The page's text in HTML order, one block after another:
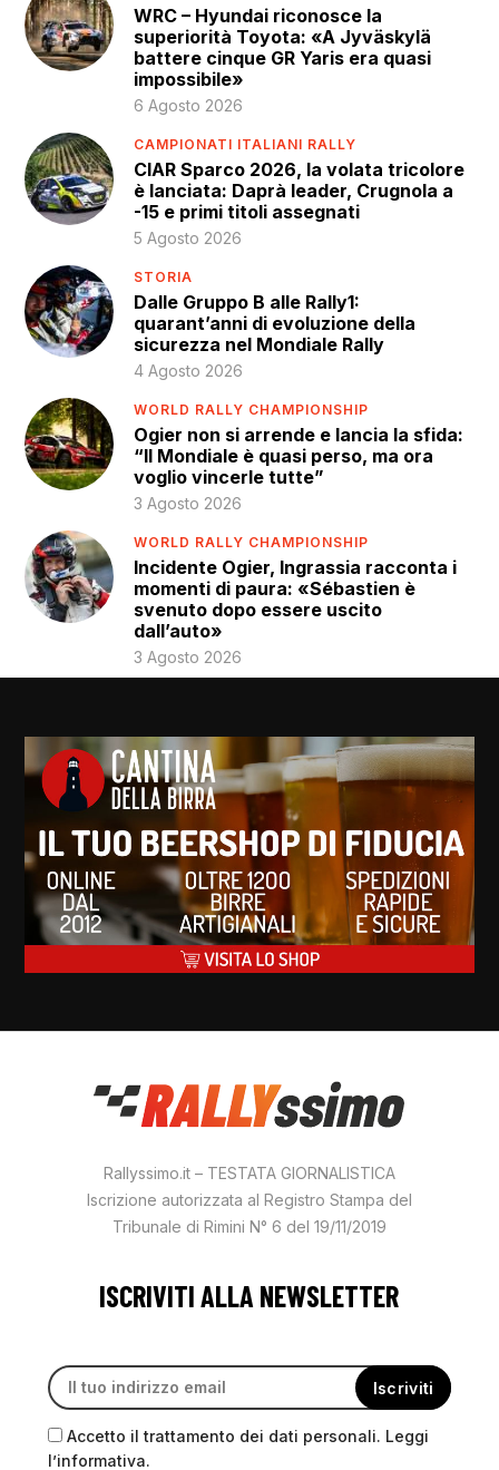
WRC – Hyundai riconosce la
superiorità Toyota: «A Jyväskylä
battere cinque GR Yaris era quasi
impossibile»
6 Agosto 2026
CAMPIONATI ITALIANI RALLY
CIAR Sparco 2026, la volata tricolore
è lanciata: Daprà leader, Crugnola a
-15 e primi titoli assegnati
5 Agosto 2026
STORIA
Dalle Gruppo B alle Rally1:
quarant’anni di evoluzione della
sicurezza nel Mondiale Rally
4 Agosto 2026
WORLD RALLY CHAMPIONSHIP
Ogier non si arrende e lancia la sfida:
“Il Mondiale è quasi perso, ma ora
voglio vincerle tutte”
3 Agosto 2026
WORLD RALLY CHAMPIONSHIP
Incidente Ogier, Ingrassia racconta i
momenti di paura: «Sébastien è
svenuto dopo essere uscito
dall’auto»
3 Agosto 2026
Rallyssimo.it – TESTATA GIORNALISTICA
Iscrizione autorizzata al Registro Stampa del
Tribunale di Rimini N° 6 del 19/11/2019
ISCRIVITI ALLA NEWSLETTER
Accetto il trattamento dei dati personali. Leggi
l’informativa.